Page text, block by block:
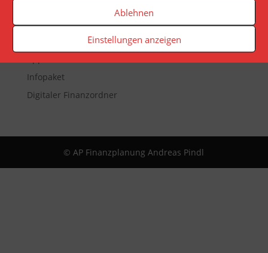
Ablehnen
Einstellungen anzeigen
Newsletter
Infopaket
Digitaler Finanzordner
© AP Finanzplanung Andreas Pindl